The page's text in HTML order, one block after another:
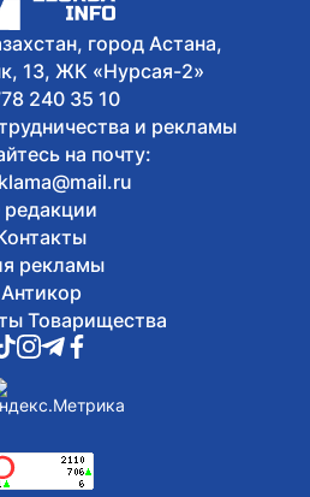
город Астана,
13, ЖК «Нурсая-2»
240 35 10
и рекламы
на почту:
редакции
рекламы
Антикор
Товарищества